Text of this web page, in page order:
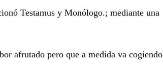
Testamus y Monólogo.; mediante una
afrutado pero que a medida va cogiendo